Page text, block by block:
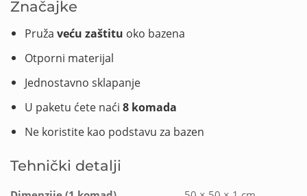
Značajke
Pružaveću zaštitu oko bazena
Otporni materijal
Jednostavno sklapanje
U paketu ćete naći8 komada
Ne koristite kao podstavu za bazen
Tehnički detalji